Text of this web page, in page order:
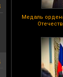
Медаль